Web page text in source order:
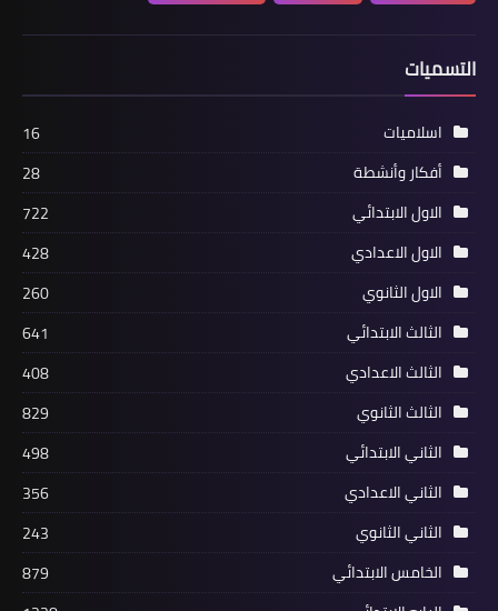
التسميات
اسلاميات
16
أفكار وأنشطة
28
الاول الابتدائي
722
الاول الاعدادي
428
الاول الثانوي
260
الثالث الابتدائي
641
الثالث الاعدادي
408
الثالث الثانوي
829
الثاني الابتدائي
498
الثاني الاعدادي
356
الثاني الثانوي
243
الخامس الابتدائي
879